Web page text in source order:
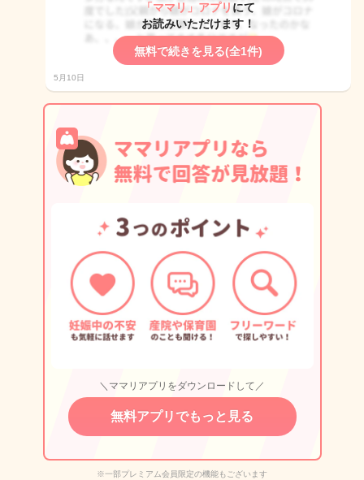
「ママリ」アプリ にて
お読みいただけます！
無料で続きを見る(全1件)
5月10日
＼ママリアプリをダウンロードして／
無料アプリでもっと見る
※一部プレミアム会員限定の機能もございます